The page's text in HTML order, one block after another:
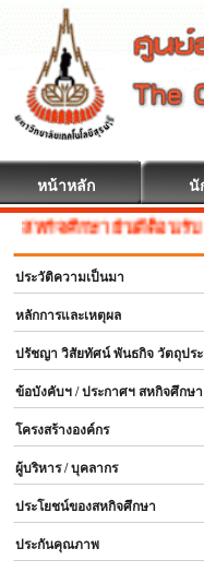
หน้าหลัก นั
กิจศึกษา ยินดีต้อนรับ
ประวัติความเป็นมา
หลักการและเหตุผล
ปรัชญา วิสัยทัศน์ พันธกิจ วัตถุประ
ข้อบังคับฯ / ประกาศฯ สหกิจศึกษา
โครงสร้างองค์กร
ผู้บริหาร / บุคลากร
ประโยชน์ของสหกิจศึกษา
ประกันคุณภาพ